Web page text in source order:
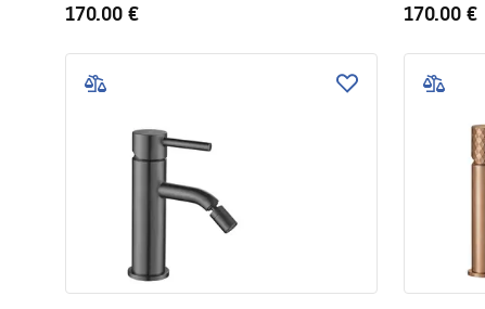
bains
170.00 € 170.00 €